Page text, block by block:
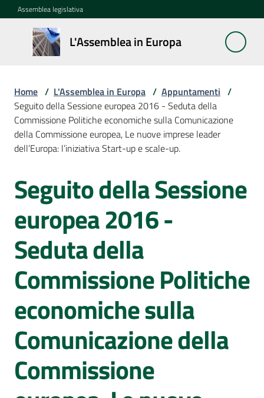
Vai al contenuto
Vai alla navigazione
Vai al footer
Assemblea legislativa
L'Assemblea in Europa
L'Assemblea
in Europa
Cos'è
la
Sessione
europea
La
Rete
europea
regionale
Le
Sessioni
europee
Notizie
Assemblea
Home / L'Assemblea in Europa / Appuntamenti /
Seguito della Sessione europea 2016 - Seduta della
Commissione Politiche economiche sulla Comunicazione
della Commissione europea, Le nuove imprese leader
dell’Europa: l’iniziativa Start-up e scale-up.
Salta al contenuto
Seguito della Sessione
europea 2016 -
Seduta della
Commissione Politiche
economiche sulla
Comunicazione della
Commissione